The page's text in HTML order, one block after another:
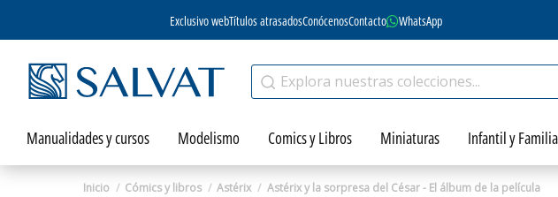
Exclusivo webTítulos atrasadosConócenosContacto WhatsApp
Manualidades y cursos Modelismo Comics y Libros Miniaturas Infantil y
Inicio Cómics y libros Astérix Astérix y la sorpresa del César - El álbum de la película